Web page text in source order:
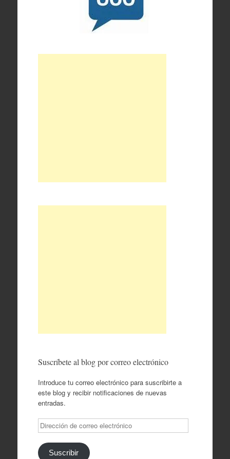
Suscríbete al blog por correo electrónico
Introduce tu correo electrónico para suscribirte a
este blog y recibir notificaciones de nuevas
entradas.
Dirección
de
correo
electrónico
Suscribir